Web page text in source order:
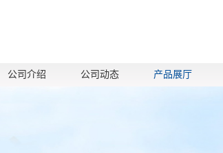
公司介绍 公司动态 产品展厅